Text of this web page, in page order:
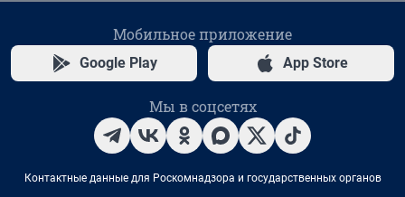
Мобильное приложение
Google Play App Store
Мы в соцсетях
Контактные данные для Роскомнадзора и государственных органов